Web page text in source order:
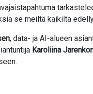
se meiltä kaikilta
, data- ja AI-alueen
Karoliina